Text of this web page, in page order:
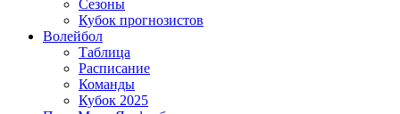
Сезоны
Кубок прогнозистов
Волейбол
Таблица
Расписание
Команды
Кубок 2025